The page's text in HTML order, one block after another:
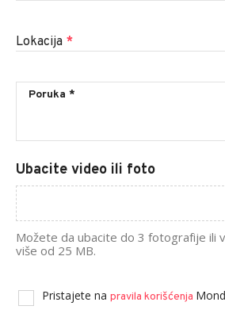
Lokacija *
Ubacite video ili foto
Možete da ubacite do 3 fotografije ili
više od 25 MB.
Pristajete na pravila korišćenja